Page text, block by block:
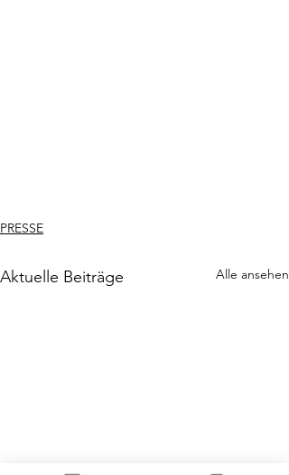
PRESSE
Aktuelle Beiträge Alle ansehen